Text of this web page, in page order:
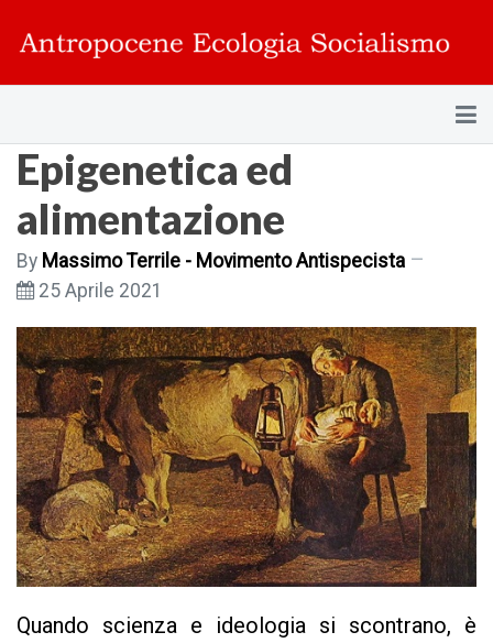
Epigenetica ed
alimentazione
By Massimo Terrile - Movimento Antispecista
25 Aprile 2021
Quando scienza e ideologia si scontrano, è